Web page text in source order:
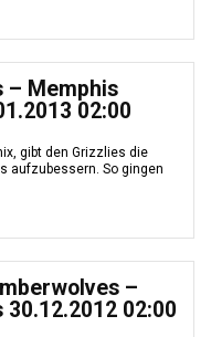
– Memphis
02:00
gibt den Grizzlies die
aufzubessern. So gingen
–
30.12.2012 02:00